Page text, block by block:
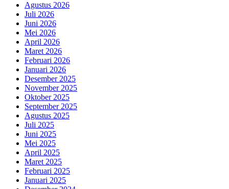
Agustus 2026
Juli 2026
Juni 2026
Mei 2026
April 2026
Maret 2026
Februari 2026
Januari 2026
Desember 2025
November 2025
Oktober 2025
September 2025
Agustus 2025
Juli 2025
Juni 2025
Mei 2025
April 2025
Maret 2025
Februari 2025
Januari 2025